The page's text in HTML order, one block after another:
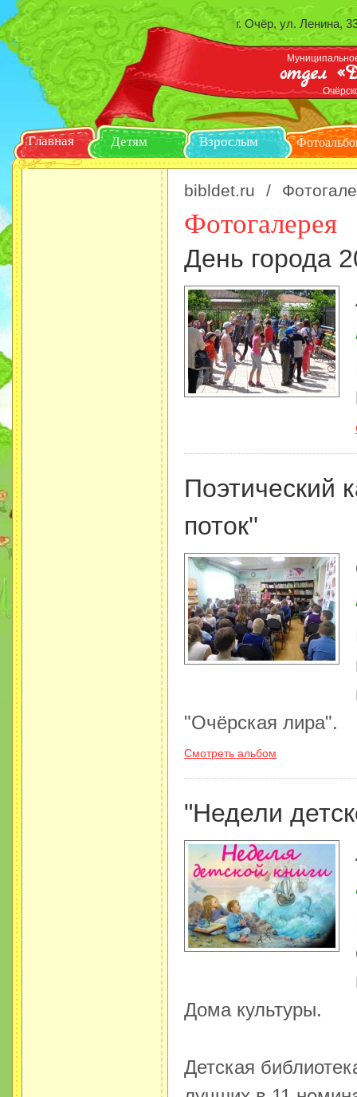
отдел
г. Очёр, ул. Ленина,
Главная Детям Взрослым
bibldet.ru /
Фотогалерея
День города
Поэтический
поток''
"Очёрская лира".
Смотреть альбом
"Недели
Дома культуры.
Детская